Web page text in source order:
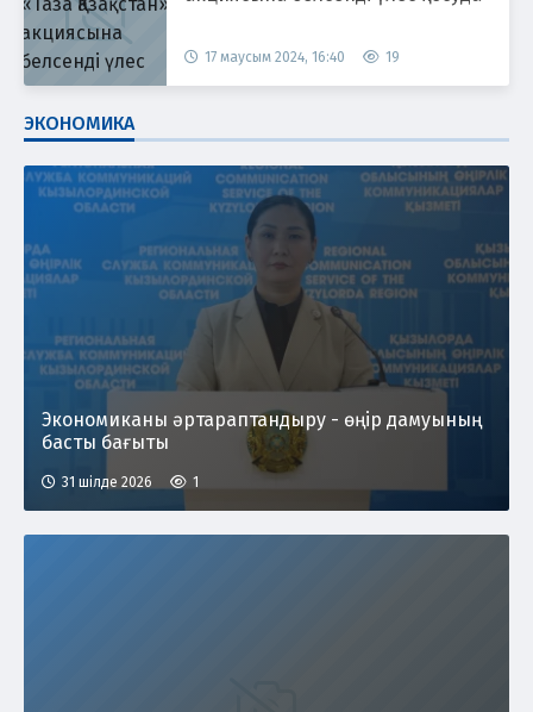
17 маусым 2024, 16:40 19
ЭКОНОМИКА
Экономиканы әртараптандыру - өңір дамуының
басты бағыты
31 шілде 2026 1